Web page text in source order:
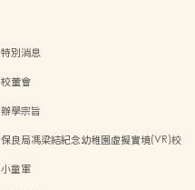
特別消息
校董會
辦學宗旨
保良局馮梁結紀念幼稚園虛擬實境(VR)校
小童軍